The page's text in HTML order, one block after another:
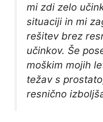
mi zdi zelo
situaciji in mi
rešitev brez
učinkov. Še
moškim mojih
težav s
resnično